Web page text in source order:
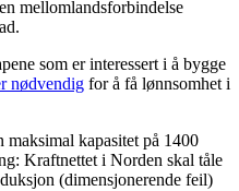
mellomlandsforbindelse
som er interessert i å bygge
nødvendig for å få lønnsomhet i
kapasitet på 1400
Kraftnettet i Norden skal tåle
(dimensjonerende feil)